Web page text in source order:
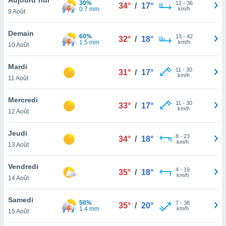
et
»,
au
vous
qu'ils
ou
le
ainsi
un
la
du
9 Août
30%
0.7 mm
34° / 17° 12- 36
km/h
Demain
10 Août
60%
1.5 mm
32° / 18° 13- 42
km/h
Mardi
11 Août
31° / 17° 11 - 30
km/h
Mercredi
12 Août
33° / 17° 11 - 30
km/h
Jeudi
13 Août
34° / 18° 8- 23
km/h
Vendredi
14 Août
35° / 18° 4- 19
km/h
Samedi
15 Août
50%
1.4 mm
35° / 20° 7- 38
km/h